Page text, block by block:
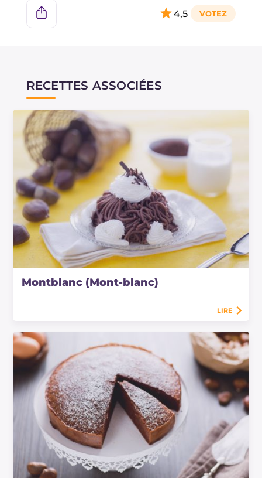
4,5
RECETTES ASSOCIÉES
Montblanc (Mont-blanc)
LIRE